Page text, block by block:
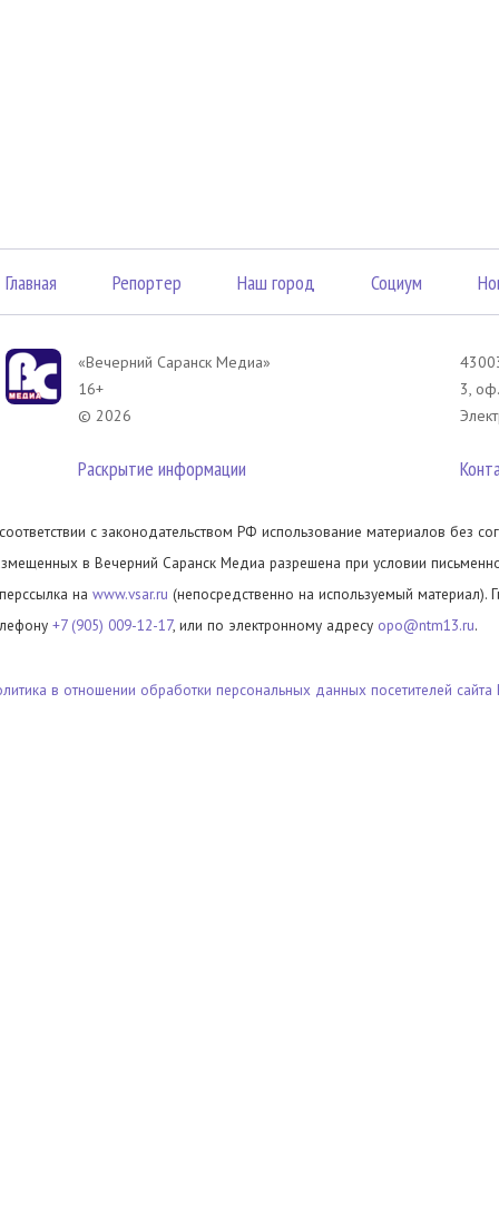
Главная Репортер Наш город Социум
«Вечерний Саранск Mедиа»
16+
© 2026
Раскрытие информации
3,
с законодательством РФ использование материалов без
в Вечерний Саранск Медиа разрешена при условии
на www.vsar.ru (непосредственно на используемый материал).
+7 (905) 009-12-17, или по электронному адресу opo@ntm13.ru.
в отношении обработки персональных данных посетителей